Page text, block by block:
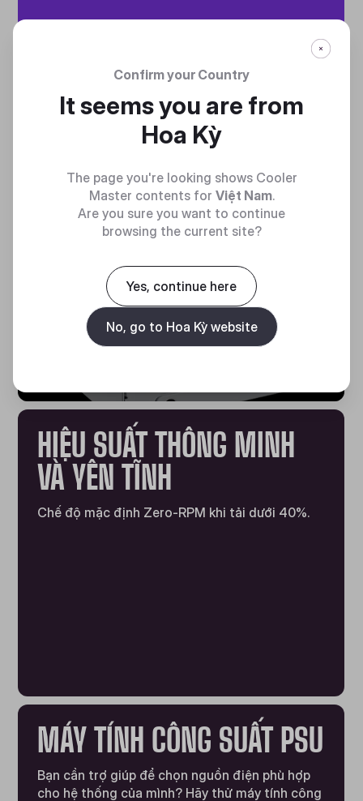
CÁP RỜI HOÀN TOÀN
Hệ thống cáp rời giúp giảm sự lộn xộn, tăng
luồng không khí và cải thiện hiệu suất nhiệt
tổng thể.
HIỆU SUẤT THÔNG MINH
VÀ YÊN TĨNH
Chế độ mặc định Zero-RPM khi tải dưới 40%.
MÁY TÍNH CÔNG SUẤT PSU
Bạn cần trợ giúp để chọn nguồn điện phù hợp
cho hệ thống của mình? Hãy thử máy tính công
Confirm your Country
It seems you are from
Hoa Kỳ
The page you're looking shows Cooler
Master contents for Việt Nam.
Are you sure you want to continue
browsing the current site?
Yes, continue here
No, go to Hoa Kỳ website